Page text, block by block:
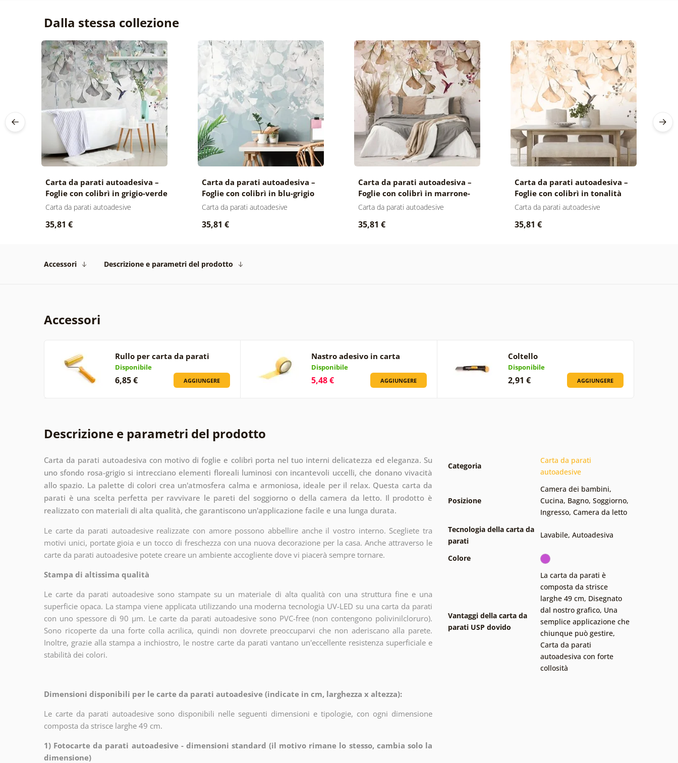
Dalla stessa collezione
Carta da parati autoadesiva –
Foglie con colibrì in grigio-verde
Carta da parati autoadesive
35,81 €
Carta da parati autoadesiva –
Foglie con colibrì in blu-grigio
Carta da parati autoadesive
35,81 €
Carta da parati autoadesiva –
Foglie con colibrì in marrone-
rosa
Carta da parati autoadesive
35,81 €
Carta da parati autoadesiva –
Foglie con colibrì in tonalità
Peach Fuzz
Carta da parati autoadesive
35,81 €
Accessori Descrizione e parametri del prodotto
Accessori
Rullo per carta da parati
Disponibile
6,85 € AGGIUNGERE
Nastro adesivo in carta
Disponibile
5,48 € AGGIUNGERE
Coltello
Disponibile
2,91 € AGGIUNGERE
Descrizione e parametri del prodotto
Carta da parati autoadesiva con motivo di foglie e colibrì porta nel tuo interni delicatezza ed eleganza. Su
uno sfondo rosa-grigio si intrecciano elementi floreali luminosi con incantevoli uccelli, che donano vivacità
allo spazio. La palette di colori crea un'atmosfera calma e armoniosa, ideale per il relax. Questa carta da
parati è una scelta perfetta per ravvivare le pareti del soggiorno o della camera da letto. Il prodotto è
realizzato con materiali di alta qualità, che garantiscono un'applicazione facile e una lunga durata.
Le carte da parati autoadesive realizzate con amore possono abbellire anche il vostro interno. Scegliete tra
motivi unici, portate gioia e un tocco di freschezza con una nuova decorazione per la casa. Anche attraverso le
carte da parati autoadesive potete creare un ambiente accogliente dove vi piacerà sempre tornare.
Stampa di altissima qualità
Le carte da parati autoadesive sono stampate su un materiale di alta qualità con una struttura fine e una
superficie opaca. La stampa viene applicata utilizzando una moderna tecnologia UV-LED su una carta da parati
con uno spessore di 90 µm. Le carte da parati autoadesive sono PVC-free (non contengono polivinilcloruro).
Sono ricoperte da una forte colla acrilica, quindi non dovrete preoccuparvi che non aderiscano alla parete.
Inoltre, grazie alla stampa a inchiostro, le nostre carte da parati vantano un'eccellente resistenza superficiale e
stabilità dei colori.
Dimensioni disponibili per le carte da parati autoadesive (indicate in cm, larghezza x altezza):
Le carte da parati autoadesive sono disponibili nelle seguenti dimensioni e tipologie, con ogni dimensione
composta da strisce larghe 49 cm.
1) Fotocarte da parati autoadesive - dimensioni standard (il motivo rimane lo stesso, cambia solo la
dimensione)
Categoria
Carta da parati
autoadesive
Posizione
Camera dei bambini,
Cucina, Bagno, Soggiorno,
Ingresso, Camera da letto
Tecnologia della carta da
parati
Lavabile, Autoadesiva
Colore
Vantaggi della carta da
parati USP dovido
La carta da parati è
composta da strisce
larghe 49 cm, Disegnato
dal nostro grafico, Una
semplice applicazione che
chiunque può gestire,
Carta da parati
autoadesiva con forte
collosità